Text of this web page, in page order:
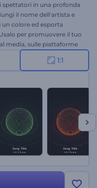
spettatori in una profonda
il nome dell'artista e
un colore ed esporta
per promuovere il tuo
media, sulle piattaforme
1:1